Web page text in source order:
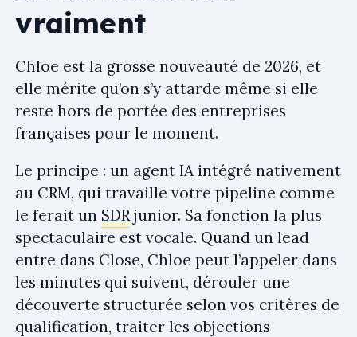
vraiment
Chloe est la grosse nouveauté de 2026, et
elle mérite qu’on s’y attarde même si elle
reste hors de portée des entreprises
françaises pour le moment.
Le principe : un agent IA intégré nativement
au CRM, qui travaille votre pipeline comme
le ferait un SDR junior. Sa fonction la plus
spectaculaire est vocale. Quand un lead
entre dans Close, Chloe peut l’appeler dans
les minutes qui suivent, dérouler une
découverte structurée selon vos critères de
qualification, traiter les objections